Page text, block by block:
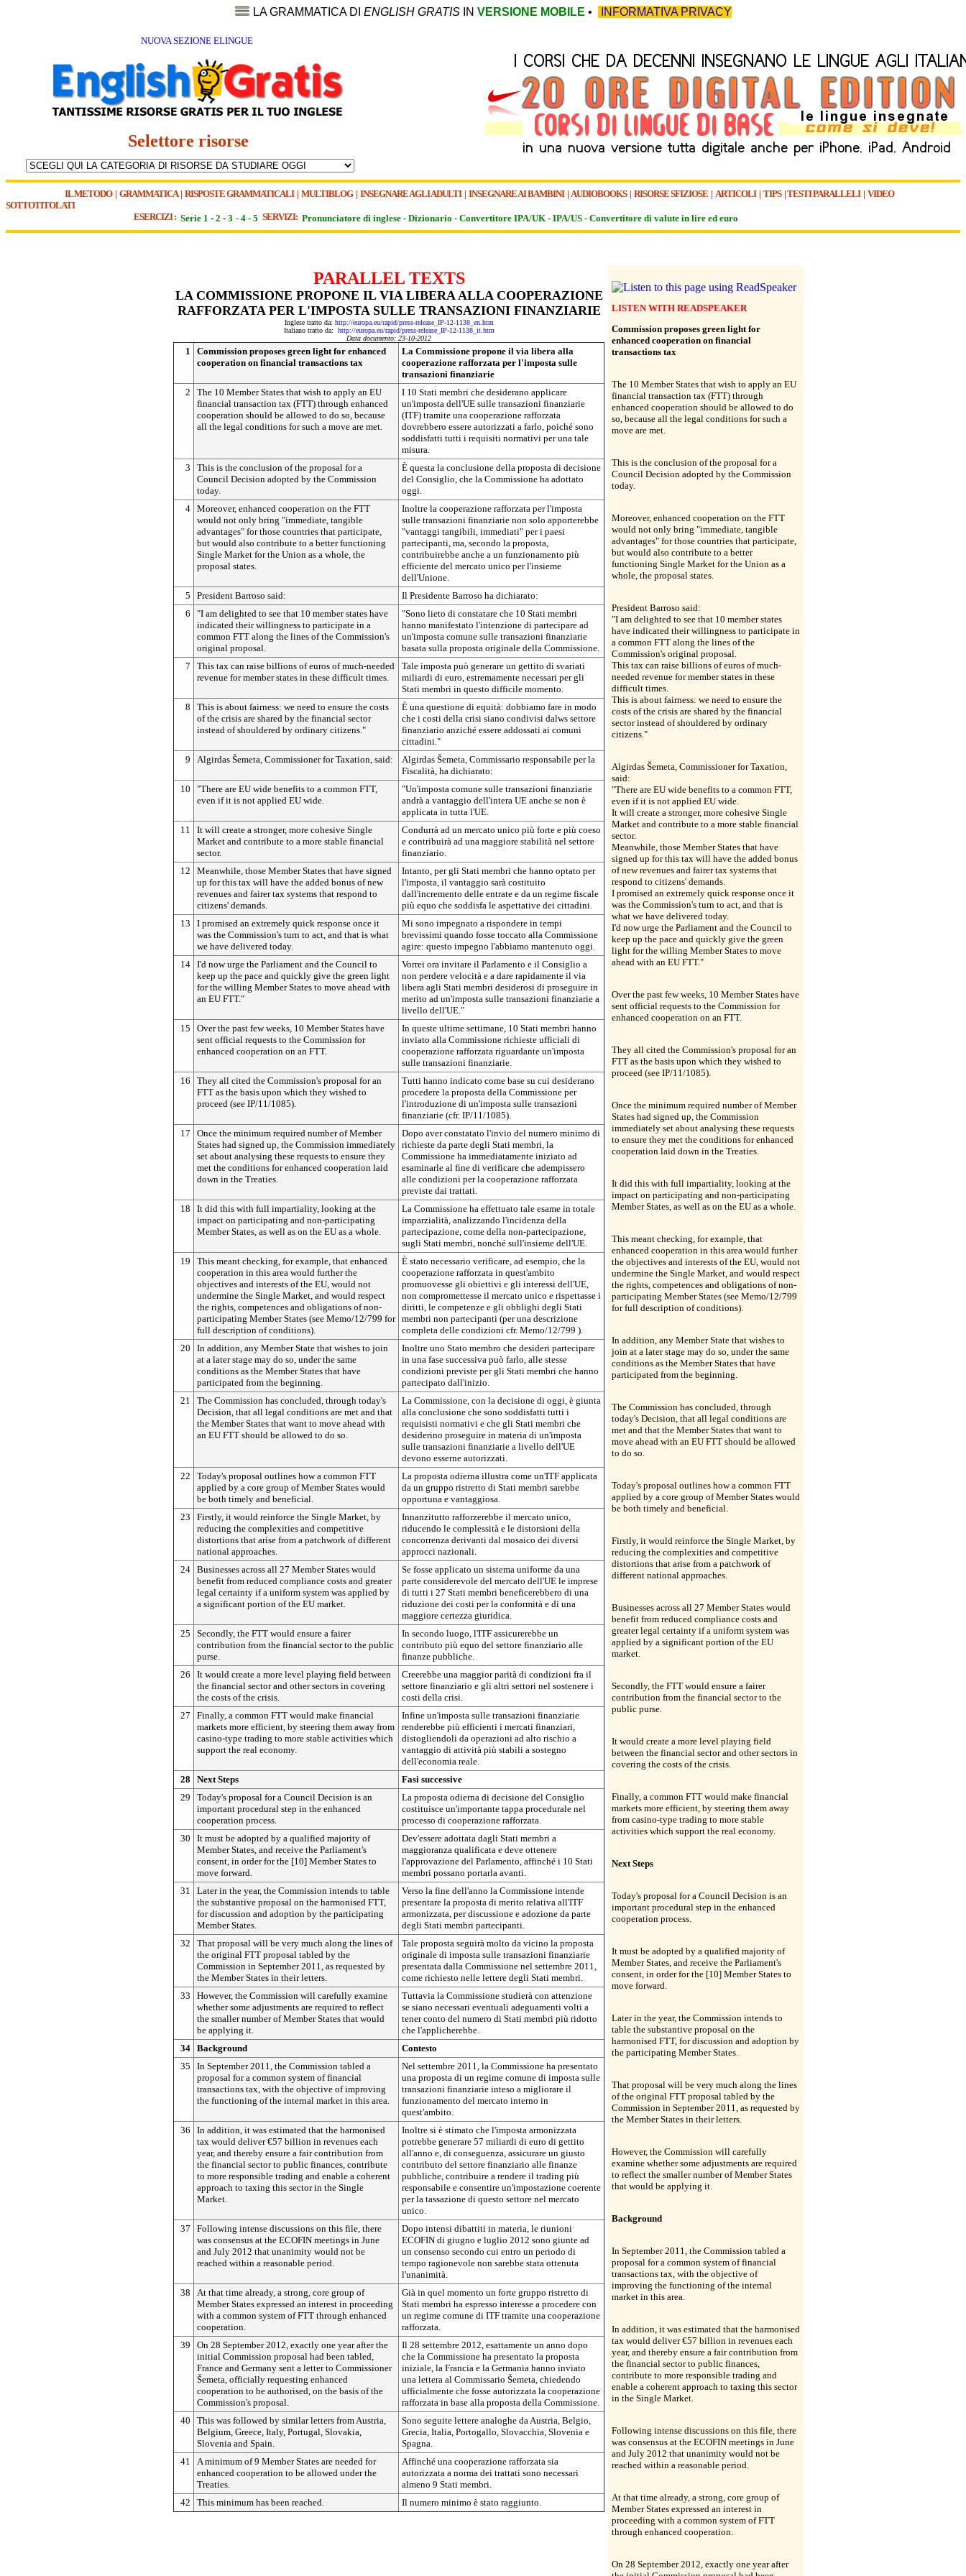
LA GRAMMATICA DI ENGLISH GRATIS IN VERSIONE MOBILE • INFORMATIVA PRIVACY
NUOVA SEZIONE ELINGUE
Selettore risorse
IL METODO| GRAMMATICA| RISPOSTE GRAMMATICALI| MULTIBLOG| INSEGNARE AGLI ADULTI | INSEGNARE AI BAMBINI| AUDIOBOOKS| RISORSE SFIZIOSE | ARTICOLI| TIPS|TESTI PARALLELI| VIDEO
SOTTOTITOLATI
ESERCIZI : Serie 1 - 2 - 3 - 4 - 5 SERVIZI: Pronunciatore di inglese - Dizionario - Convertitore IPA/UK - IPA/US - Convertitore di valute in lire ed euro
PARALLEL TEXTS
LA COMMISSIONE PROPONE IL VIA LIBERA ALLA COOPERAZIONE
RAFFORZATA PER L'IMPOSTA SULLE TRANSAZIONI FINANZIARIE
Inglese tratto da: http://europa.eu/rapid/press-release_IP-12-1138_en.htm
Italiano tratto da: http://europa.eu/rapid/press-release_IP-12-1138_it.htm
Data documento: 23-10-2012
1
Commission proposes green light for enhanced
cooperation on financial transactions tax
La Commissione propone il via libera alla
cooperazione rafforzata per l'imposta sulle
transazioni finanziarie
2
The 10 Member States that wish to apply an EU
financial transaction tax (FTT) through enhanced
cooperation should be allowed to do so, because
all the legal conditions for such a move are met.
I 10 Stati membri che desiderano applicare
un'imposta dell'UE sulle transazioni finanziarie
(ITF) tramite una cooperazione rafforzata
dovrebbero essere autorizzati a farlo, poiché sono
soddisfatti tutti i requisiti normativi per una tale
misura.
3
This is the conclusion of the proposal for a
Council Decision adopted by the Commission
today.
È questa la conclusione della proposta di decisione
del Consiglio, che la Commissione ha adottato
oggi.
4 Moreover, enhanced cooperation on the FTT
would not only bring "immediate, tangible
advantages" for those countries that participate,
but would also contribute to a better functioning
Single Market for the Union as a whole, the
proposal states.
Inoltre la cooperazione rafforzata per l'imposta
sulle transazioni finanziarie non solo apporterebbe
"vantaggi tangibili, immediati" per i paesi
partecipanti, ma, secondo la proposta,
contribuirebbe anche a un funzionamento più
efficiente del mercato unico per l'insieme
dell'Unione.
5
President Barroso said:
Il Presidente Barroso ha dichiarato:
6
"I am delighted to see that 10 member states have
indicated their willingness to participate in a
common FTT along the lines of the Commission's
original proposal.
"Sono lieto di constatare che 10 Stati membri
hanno manifestato l'intenzione di partecipare ad
un'imposta comune sulle transazioni finanziarie
basata sulla proposta originale della Commissione.
7
This tax can raise billions of euros of much-needed
revenue for member states in these difficult times.
Tale imposta può generare un gettito di svariati
miliardi di euro, estremamente necessari per gli
Stati membri in questo difficile momento.
8
This is about fairness: we need to ensure the costs
of the crisis are shared by the financial sector
instead of shouldered by ordinary citizens."
È una questione di equità: dobbiamo fare in modo
che i costi della crisi siano condivisi dalws settore
finanziario anziché essere addossati ai comuni
cittadini."
9
Algirdas Šemeta, Commissioner for Taxation, said:
Algirdas Šemeta, Commissario responsabile per la
Fiscalità, ha dichiarato:
10
"There are EU wide benefits to a common FTT,
even if it is not applied EU wide.
"Un'imposta comune sulle transazioni finanziarie
andrà a vantaggio dell'intera UE anche se non è
applicata in tutta l'UE.
11
It will create a stronger, more cohesive Single
Market and contribute to a more stable financial
sector.
Condurrà ad un mercato unico più forte e più coeso
e contribuirà ad una maggiore stabilità nel settore
finanziario.
12
Meanwhile, those Member States that have signed
up for this tax will have the added bonus of new
revenues and fairer tax systems that respond to
citizens' demands.
Intanto, per gli Stati membri che hanno optato per
l'imposta, il vantaggio sarà costituito
dall'incremento delle entrate e da un regime fiscale
più equo che soddisfa le aspettative dei cittadini.
13
I promised an extremely quick response once it
was the Commission's turn to act, and that is what
we have delivered today.
Mi sono impegnato a rispondere in tempi
brevissimi quando fosse toccato alla Commissione
agire: questo impegno l'abbiamo mantenuto oggi.
14 I'd now urge the Parliament and the Council to
keep up the pace and quickly give the green light
for the willing Member States to move ahead with
an EU FTT."
Vorrei ora invitare il Parlamento e il Consiglio a
non perdere velocità e a dare rapidamente il via
libera agli Stati membri desiderosi di proseguire in
merito ad un'imposta sulle transazioni finanziarie a
livello dell'UE."
15
Over the past few weeks, 10 Member States have
sent official requests to the Commission for
enhanced cooperation on an FTT.
In queste ultime settimane, 10 Stati membri hanno
inviato alla Commissione richieste ufficiali di
cooperazione rafforzata riguardante un'imposta
sulle transazioni finanziarie.
16
They all cited the Commission's proposal for an
FTT as the basis upon which they wished to
proceed (see IP/11/1085).
Tutti hanno indicato come base su cui desiderano
procedere la proposta della Commissione per
l'introduzione di un'imposta sulle transazioni
finanziarie (cfr. IP/11/1085).
17
Once the minimum required number of Member
States had signed up, the Commission immediately
set about analysing these requests to ensure they
met the conditions for enhanced cooperation laid
down in the Treaties.
Dopo aver constatato l'invio del numero minimo di
richieste da parte degli Stati membri, la
Commissione ha immediatamente iniziato ad
esaminarle al fine di verificare che adempissero
alle condizioni per la cooperazione rafforzata
previste dai trattati.
18
It did this with full impartiality, looking at the
impact on participating and non-participating
Member States, as well as on the EU as a whole.
La Commissione ha effettuato tale esame in totale
imparzialità, analizzando l'incidenza della
partecipazione, come della non-partecipazione,
sugli Stati membri, nonché sull'insieme dell'UE.
19
This meant checking, for example, that enhanced
cooperation in this area would further the
objectives and interests of the EU, would not
undermine the Single Market, and would respect
the rights, competences and obligations of non-
participating Member States (see Memo/12/799 for
full description of conditions).
È stato necessario verificare, ad esempio, che la
cooperazione rafforzata in quest'ambito
promuovesse gli obiettivi e gli interessi dell'UE,
non compromettesse il mercato unico e rispettasse i
diritti, le competenze e gli obblighi degli Stati
membri non partecipanti (per una descrizione
completa delle condizioni cfr. Memo/12/799 ).
20
In addition, any Member State that wishes to join
at a later stage may do so, under the same
conditions as the Member States that have
participated from the beginning.
Inoltre uno Stato membro che desideri partecipare
in una fase successiva può farlo, alle stesse
condizioni previste per gli Stati membri che hanno
partecipato dall'inizio.
21
The Commission has concluded, through today's
Decision, that all legal conditions are met and that
the Member States that want to move ahead with
an EU FTT should be allowed to do so.
La Commissione, con la decisione di oggi, è giunta
alla conclusione che sono soddisfatti tutti i
requisisti normativi e che gli Stati membri che
desiderino proseguire in materia di un'imposta
sulle transazioni finanziarie a livello dell'UE
devono esserne autorizzati.
22
Today's proposal outlines how a common FTT
applied by a core group of Member States would
be both timely and beneficial.
La proposta odierna illustra come un'ITF applicata
da un gruppo ristretto di Stati membri sarebbe
opportuna e vantaggiosa.
23
Firstly, it would reinforce the Single Market, by
reducing the complexities and competitive
distortions that arise from a patchwork of different
national approaches.
Innanzitutto rafforzerebbe il mercato unico,
riducendo le complessità e le distorsioni della
concorrenza derivanti dal mosaico dei diversi
approcci nazionali.
24 Businesses across all 27 Member States would
benefit from reduced compliance costs and greater
legal certainty if a uniform system was applied by
a significant portion of the EU market.
Se fosse applicato un sistema uniforme da una
parte considerevole del mercato dell'UE le imprese
di tutti i 27 Stati membri beneficerebbero di una
riduzione dei costi per la conformità e di una
maggiore certezza giuridica.
25
Secondly, the FTT would ensure a fairer
contribution from the financial sector to the public
purse.
In secondo luogo, l'ITF assicurerebbe un
contributo più equo del settore finanziario alle
finanze pubbliche.
26
It would create a more level playing field between
the financial sector and other sectors in covering
the costs of the crisis.
Creerebbe una maggior parità di condizioni fra il
settore finanziario e gli altri settori nel sostenere i
costi della crisi.
27
Finally, a common FTT would make financial
markets more efficient, by steering them away from
casino-type trading to more stable activities which
support the real economy.
Infine un'imposta sulle transazioni finanziarie
renderebbe più efficienti i mercati finanziari,
distogliendoli da operazioni ad alto rischio a
vantaggio di attività più stabili a sostegno
dell'economia reale.
28
Next Steps
Fasi successive
29
Today's proposal for a Council Decision is an
important procedural step in the enhanced
cooperation process.
La proposta odierna di decisione del Consiglio
costituisce un'importante tappa procedurale nel
processo di cooperazione rafforzata.
30
It must be adopted by a qualified majority of
Member States, and receive the Parliament's
consent, in order for the [10] Member States to
move forward.
Dev'essere adottata dagli Stati membri a
maggioranza qualificata e deve ottenere
l'approvazione del Parlamento, affinché i 10 Stati
membri possano portarla avanti.
31
Later in the year, the Commission intends to table
the substantive proposal on the harmonised FTT,
for discussion and adoption by the participating
Member States.
Verso la fine dell'anno la Commissione intende
presentare la proposta di merito relativa all'ITF
armonizzata, per discussione e adozione da parte
degli Stati membri partecipanti.
32
That proposal will be very much along the lines of
the original FTT proposal tabled by the
Commission in September 2011, as requested by
the Member States in their letters.
Tale proposta seguirà molto da vicino la proposta
originale di imposta sulle transazioni finanziarie
presentata dalla Commissione nel settembre 2011,
come richiesto nelle lettere degli Stati membri.
33
However, the Commission will carefully examine
whether some adjustments are required to reflect
the smaller number of Member States that would
be applying it.
Tuttavia la Commissione studierà con attenzione
se siano necessari eventuali adeguamenti volti a
tener conto del numero di Stati membri più ridotto
che l'applicherebbe.
34 Background
Contesto
35
In September 2011, the Commission tabled a
proposal for a common system of financial
transactions tax, with the objective of improving
the functioning of the internal market in this area.
Nel settembre 2011, la Commissione ha presentato
una proposta di un regime comune di imposta sulle
transazioni finanziarie inteso a migliorare il
funzionamento del mercato interno in
quest'ambito.
36
In addition, it was estimated that the harmonised
tax would deliver €57 billion in revenues each
year, and thereby ensure a fair contribution from
the financial sector to public finances, contribute
to more responsible trading and enable a coherent
approach to taxing this sector in the Single
Market.
Inoltre si è stimato che l'imposta armonizzata
potrebbe generare 57 miliardi di euro di gettito
all'anno e, di conseguenza, assicurare un giusto
contributo del settore finanziario alle finanze
pubbliche, contribuire a rendere il trading più
responsabile e consentire un'impostazione coerente
per la tassazione di questo settore nel mercato
unico.
37
Following intense discussions on this file, there
was consensus at the ECOFIN meetings in June
and July 2012 that unanimity would not be
reached within a reasonable period.
Dopo intensi dibattiti in materia, le riunioni
ECOFIN di giugno e luglio 2012 sono giunte ad
un consenso secondo cui entro un periodo di
tempo ragionevole non sarebbe stata ottenuta
l'unanimità.
38
At that time already, a strong, core group of
Member States expressed an interest in proceeding
with a common system of FTT through enhanced
cooperation.
Già in quel momento un forte gruppo ristretto di
Stati membri ha espresso interesse a procedere con
un regime comune di ITF tramite una cooperazione
rafforzata.
39
On 28 September 2012, exactly one year after the
initial Commission proposal had been tabled,
France and Germany sent a letter to Commissioner
Šemeta, officially requesting enhanced
cooperation to be authorised, on the basis of the
Commission's proposal.
Il 28 settembre 2012, esattamente un anno dopo
che la Commissione ha presentato la proposta
iniziale, la Francia e la Germania hanno inviato
una lettera al Commissario Šemeta, chiedendo
ufficialmente che fosse autorizzata la cooperazione
rafforzata in base alla proposta della Commissione.
40
This was followed by similar letters from Austria,
Belgium, Greece, Italy, Portugal, Slovakia,
Slovenia and Spain.
Sono seguite lettere analoghe da Austria, Belgio,
Grecia, Italia, Portogallo, Slovacchia, Slovenia e
Spagna.
41
A minimum of 9 Member States are needed for
enhanced cooperation to be allowed under the
Treaties.
Affinché una cooperazione rafforzata sia
autorizzata a norma dei trattati sono necessari
almeno 9 Stati membri.
42
This minimum has been reached. Il numero minimo è stato raggiunto.
LISTEN WITH READSPEAKER
Commission proposes green light for
enhanced cooperation on financial
transactions tax
The 10 Member States that wish to apply an EU
financial transaction tax (FTT) through
enhanced cooperation should be allowed to do
so, because all the legal conditions for such a
move are met.
This is the conclusion of the proposal for a
Council Decision adopted by the Commission
today.
Moreover, enhanced cooperation on the FTT
would not only bring "immediate, tangible
advantages" for those countries that participate,
but would also contribute to a better
functioning Single Market for the Union as a
whole, the proposal states.
President Barroso said:
"I am delighted to see that 10 member states
have indicated their willingness to participate in
a common FTT along the lines of the
Commission's original proposal.
This tax can raise billions of euros of much-
needed revenue for member states in these
difficult times.
This is about fairness: we need to ensure the
costs of the crisis are shared by the financial
sector instead of shouldered by ordinary
citizens."
Algirdas Šemeta, Commissioner for Taxation,
said:
"There are EU wide benefits to a common FTT,
even if it is not applied EU wide.
It will create a stronger, more cohesive Single
Market and contribute to a more stable financial
sector.
Meanwhile, those Member States that have
signed up for this tax will have the added bonus
of new revenues and fairer tax systems that
respond to citizens' demands.
I promised an extremely quick response once it
was the Commission's turn to act, and that is
what we have delivered today.
I'd now urge the Parliament and the Council to
keep up the pace and quickly give the green
light for the willing Member States to move
ahead with an EU FTT."
Over the past few weeks, 10 Member States have
sent official requests to the Commission for
enhanced cooperation on an FTT.
They all cited the Commission's proposal for an
FTT as the basis upon which they wished to
proceed (see IP/11/1085).
Once the minimum required number of Member
States had signed up, the Commission
immediately set about analysing these requests
to ensure they met the conditions for enhanced
cooperation laid down in the Treaties.
It did this with full impartiality, looking at the
impact on participating and non-participating
Member States, as well as on the EU as a whole.
This meant checking, for example, that
enhanced cooperation in this area would further
the objectives and interests of the EU, would not
undermine the Single Market, and would respect
the rights, competences and obligations of non-
participating Member States (see Memo/12/799
for full description of conditions).
In addition, any Member State that wishes to
join at a later stage may do so, under the same
conditions as the Member States that have
participated from the beginning.
The Commission has concluded, through
today's Decision, that all legal conditions are
met and that the Member States that want to
move ahead with an EU FTT should be allowed
to do so.
Today's proposal outlines how a common FTT
applied by a core group of Member States would
be both timely and beneficial.
Firstly, it would reinforce the Single Market, by
reducing the complexities and competitive
distortions that arise from a patchwork of
different national approaches.
Businesses across all 27 Member States would
benefit from reduced compliance costs and
greater legal certainty if a uniform system was
applied by a significant portion of the EU
market.
Secondly, the FTT would ensure a fairer
contribution from the financial sector to the
public purse.
It would create a more level playing field
between the financial sector and other sectors in
covering the costs of the crisis.
Finally, a common FTT would make financial
markets more efficient, by steering them away
from casino-type trading to more stable
activities which support the real economy.
Next Steps
Today's proposal for a Council Decision is an
important procedural step in the enhanced
cooperation process.
It must be adopted by a qualified majority of
Member States, and receive the Parliament's
consent, in order for the [10] Member States to
move forward.
Later in the year, the Commission intends to
table the substantive proposal on the
harmonised FTT, for discussion and adoption by
the participating Member States.
That proposal will be very much along the lines
of the original FTT proposal tabled by the
Commission in September 2011, as requested by
the Member States in their letters.
However, the Commission will carefully
examine whether some adjustments are required
to reflect the smaller number of Member States
that would be applying it.
Background
In September 2011, the Commission tabled a
proposal for a common system of financial
transactions tax, with the objective of
improving the functioning of the internal
market in this area.
In addition, it was estimated that the harmonised
tax would deliver €57 billion in revenues each
year, and thereby ensure a fair contribution from
the financial sector to public finances,
contribute to more responsible trading and
enable a coherent approach to taxing this sector
in the Single Market.
Following intense discussions on this file, there
was consensus at the ECOFIN meetings in June
and July 2012 that unanimity would not be
reached within a reasonable period.
At that time already, a strong, core group of
Member States expressed an interest in
proceeding with a common system of FTT
through enhanced cooperation.
On 28 September 2012, exactly one year after